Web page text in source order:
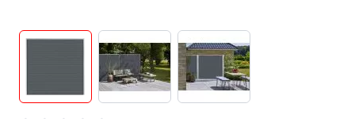
View larger imageView larger imageView larger image